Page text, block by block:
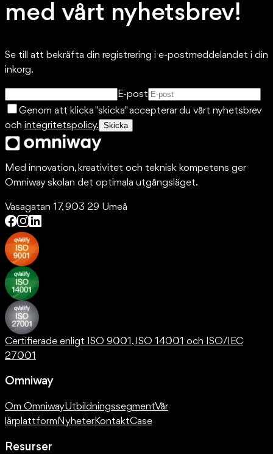
med vårt nyhetsbrev!
Se till att bekräfta din registrering i e-postmeddelandet i din
inkorg.
E-post
Genom att klicka "skicka" accepterar du vårt nyhetsbrev
och integritetspolicy. Skicka
Med innovation, kreativitet och teknisk kompetens ger
Omniway skolan det optimala utgångsläget.
Vasagatan 17, 903 29 Umeå
Certifierade enligt ISO 9001, ISO 14001 och ISO/IEC
27001
Omniway
Om OmniwayUtbildningssegmentVår
lärplattform NyheterKontaktCase
Resurser